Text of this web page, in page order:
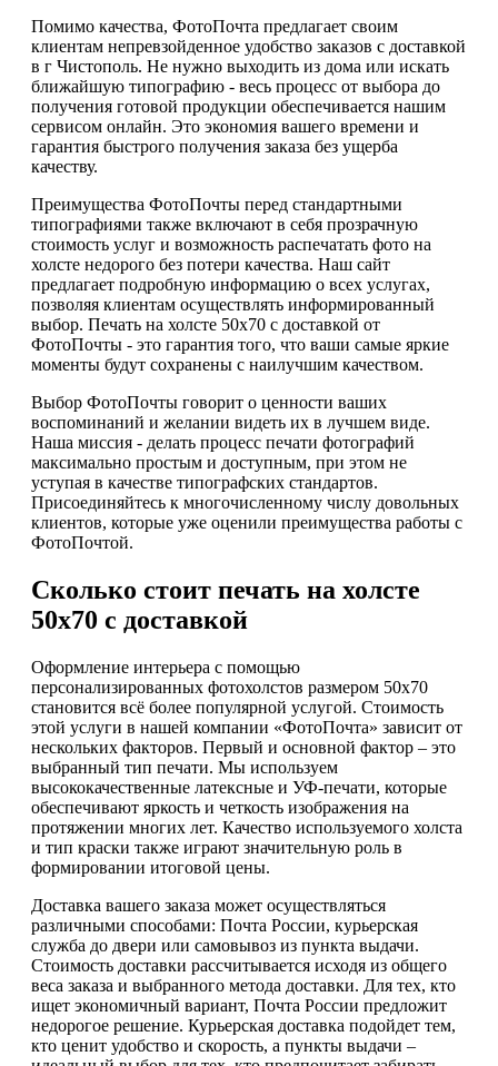
Помимо качества, ФотоПочта предлагает своим
клиентам непревзойденное удобство заказов с доставкой
в г Чистополь. Не нужно выходить из дома или искать
ближайшую типографию - весь процесс от выбора до
получения готовой продукции обеспечивается нашим
сервисом онлайн. Это экономия вашего времени и
гарантия быстрого получения заказа без ущерба
качеству.
Преимущества ФотоПочты перед стандартными
типографиями также включают в себя прозрачную
стоимость услуг и возможность распечатать фото на
холсте недорого без потери качества. Наш сайт
предлагает подробную информацию о всех услугах,
позволяя клиентам осуществлять информированный
выбор. Печать на холсте 50х70 с доставкой от
ФотоПочты - это гарантия того, что ваши самые яркие
моменты будут сохранены с наилучшим качеством.
Выбор ФотоПочты говорит о ценности ваших
воспоминаний и желании видеть их в лучшем виде.
Наша миссия - делать процесс печати фотографий
максимально простым и доступным, при этом не
уступая в качестве типографских стандартов.
Присоединяйтесь к многочисленному числу довольных
клиентов, которые уже оценили преимущества работы с
ФотоПочтой.
Сколько стоит печать на холсте
50х70 с доставкой
Оформление интерьера с помощью
персонализированных фотохолстов размером 50х70
становится всё более популярной услугой. Стоимость
этой услуги в нашей компании «ФотоПочта» зависит от
нескольких факторов. Первый и основной фактор – это
выбранный тип печати. Мы используем
высококачественные латексные и УФ-печати, которые
обеспечивают яркость и четкость изображения на
протяжении многих лет. Качество используемого холста
и тип краски также играют значительную роль в
формировании итоговой цены.
Доставка вашего заказа может осуществляться
различными способами: Почта России, курьерская
служба до двери или самовывоз из пункта выдачи.
Стоимость доставки рассчитывается исходя из общего
веса заказа и выбранного метода доставки. Для тех, кто
ищет экономичный вариант, Почта России предложит
недорогое решение. Курьерская доставка подойдет тем,
кто ценит удобство и скорость, а пункты выдачи –